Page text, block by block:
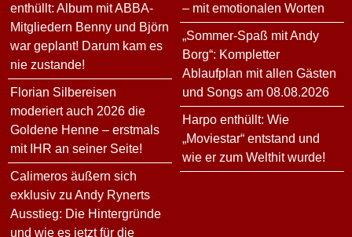
enthüllt: Album mit ABBA-
Mitgliedern Benny und Björn
war geplant! Darum kam es
nie zustande!
Florian Silbereisen
moderiert auch 2026 die
Goldene Henne – erstmals
mit IHR an seiner Seite!
Calimeros äußern sich
exklusiv zu Andy Rynerts
Ausstieg: Die Hintergründe
und wie es jetzt für die
– mit emotionalen Worten
„Sommer-Spaß mit Andy
Borg“: Kompletter
Ablaufplan mit allen Gästen
und Songs am 08.08.2026
Harpo enthüllt: Wie
„Moviestar“ entstand und
wie er zum Welthit wurde!